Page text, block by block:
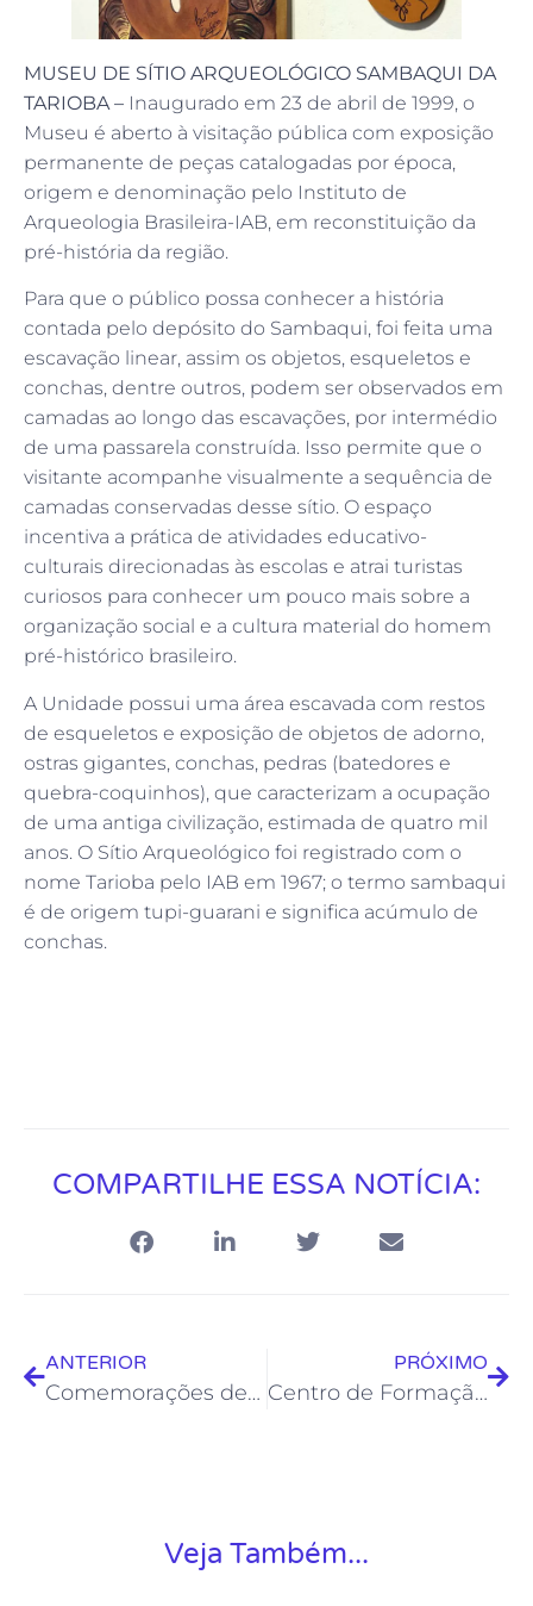
MUSEU DE SÍTIO ARQUEOLÓGICO SAMBAQUI DA
TARIOBA – Inaugurado em 23 de abril de 1999, o
Museu é aberto à visitação pública com exposição
permanente de peças catalogadas por época,
origem e denominação pelo Instituto de
Arqueologia Brasileira-IAB, em reconstituição da
pré-história da região.
Para que o público possa conhecer a história
contada pelo depósito do Sambaqui, foi feita uma
escavação linear, assim os objetos, esqueletos e
conchas, dentre outros, podem ser observados em
camadas ao longo das escavações, por intermédio
de uma passarela construída. Isso permite que o
visitante acompanhe visualmente a sequência de
camadas conservadas desse sítio. O espaço
incentiva a prática de atividades educativo-
culturais direcionadas às escolas e atrai turistas
curiosos para conhecer um pouco mais sobre a
organização social e a cultura material do homem
pré-histórico brasileiro.
A Unidade possui uma área escavada com restos
de esqueletos e exposição de objetos de adorno,
ostras gigantes, conchas, pedras (batedores e
quebra-coquinhos), que caracterizam a ocupação
de uma antiga civilização, estimada de quatro mil
anos. O Sítio Arqueológico foi registrado com o
nome Tarioba pelo IAB em 1967; o termo sambaqui
é de origem tupi-guarani e significa acúmulo de
conchas.
COMPARTILHE ESSA NOTÍCIA:
ANTERIOR
Comemorações de aniversário da Cidade continuam no final de semana
PRÓXIMO
Centro de Formação Artística de Rio das Ostras oferece dois novos Cursos Livres para a população
Veja Também...